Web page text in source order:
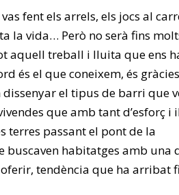
fent els arrels, els jocs al
la vida… Però no serà fins
aquell treball i lluita que ens
és el que coneixem, és
el tipus de barri que
que amb tant d’esforç i
terres passant el pont de la
buscaven habitatges amb una
tendència que ha arribat